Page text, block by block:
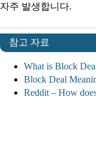
자주 발생합니다.
참고 자료
What is Block
Block Deal
Reddit – How